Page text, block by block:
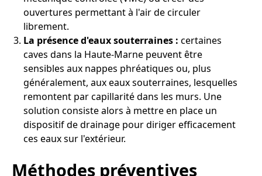
ouvertures permettant à l'air de circuler
librement.
La présence d'eaux souterraines : certaines
caves dans la Haute-Marne peuvent être
sensibles aux nappes phréatiques ou, plus
généralement, aux eaux souterraines, lesquelles
remontent par capillarité dans les murs. Une
solution consiste alors à mettre en place un
dispositif de drainage pour diriger efficacement
ces eaux sur l'extérieur.
Méthodes préventives